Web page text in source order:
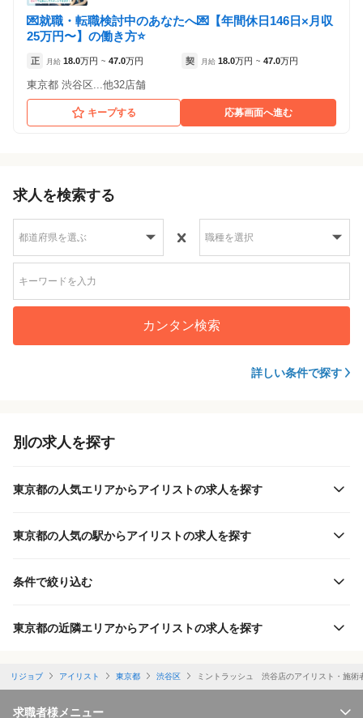
💌就職・転職検討中のあなたへ💌【年間休日146日×月収
25万円〜】の働き方⭐
正 月給 18.0万円 ~ 47.0万円 契 月給 18.0万円 ~ 47.0万円
東京都 渋谷区...他32店舗
キープする 応募画面へ進む
求人を検索する
カンタン検索
詳しい条件で探す
別の求人を探す
東京都の人気エリアからアイリストの求人を探す
東京都の人気の駅からアイリストの求人を探す
条件で絞り込む
東京都の近隣エリアからアイリストの求人を探す
リジョブ アイリスト 東京都 渋谷区 ミントラッシュ 渋谷店のアイリスト・施術
求職者様メニュー